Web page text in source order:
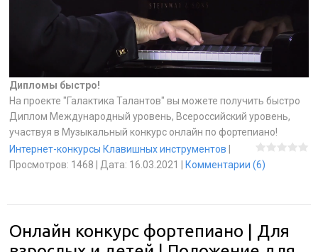
Дипломы быстро!
На проекте "Галактика Талантов" вы можете получить быстро
Диплом Международный уровень, Всероссийский уровень,
участвуя в Музыкальный конкурс онлайн по фортепиано!
Интернет-конкурсы Клавишных инструментов
Просмотров: 1468 Дата: 16.03.2021 Комментарии (6)
Онлайн конкурс фортепиано | Для